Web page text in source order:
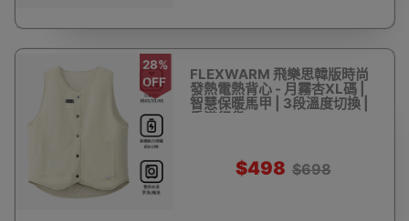
28%
OFF
FLEXWARM 飛樂思韓版時尚
發熱電熱背心 - 月霧杏XL碼 |
智慧保暖馬甲 | 3段溫度切換 |
香港行貨
$498 $698